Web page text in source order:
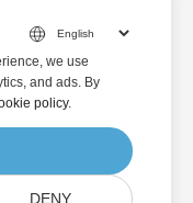
we use
and ads. By
policy.
DENY